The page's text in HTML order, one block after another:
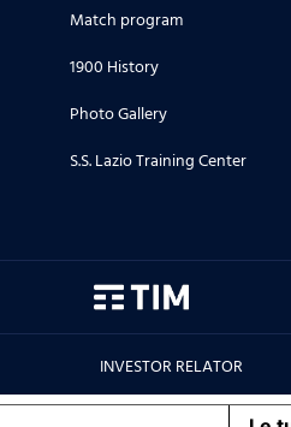
Match program
1900 History
Photo Gallery
S.S. Lazio Training Center
INVESTOR RELATOR